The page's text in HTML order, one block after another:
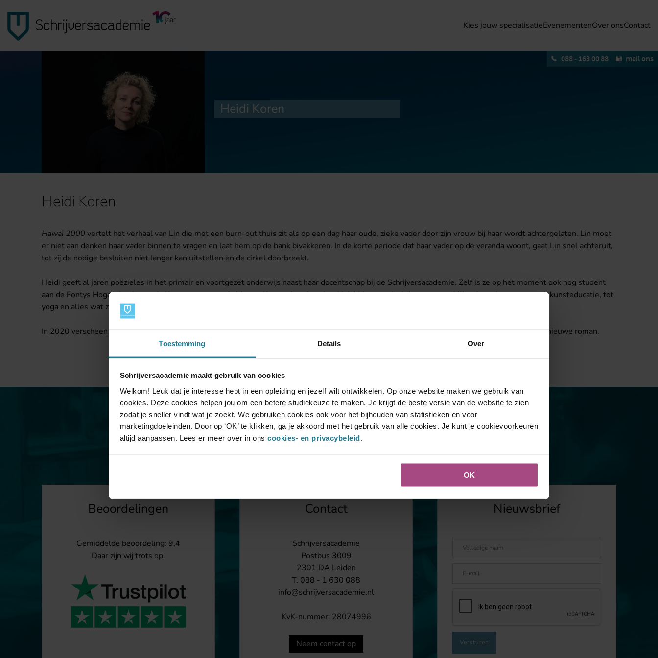
Toestemming Details Over
Schrijversacademie maakt gebruik van cookies
Welkom! Leuk dat je interesse hebt in een opleiding en jezelf wilt ontwikkelen. Op onze website maken we gebruik van
cookies. Deze cookies helpen jou om een betere studiekeuze te maken. Je krijgt de beste versie van de website te zien
zodat je sneller vindt wat je zoekt. We gebruiken cookies ook voor het bijhouden van statistieken en voor
marketingdoeleinden. Door op ‘OK’ te klikken, ga je akkoord met het gebruik van alle cookies. Je kunt je cookievoorkeuren
altijd aanpassen. Lees er meer over in ons cookies- en privacybeleid.
OK
088 - 163 00 88 mail ons
Kies jouw specialisatieEvenementenOver onsContact
Heidi Koren
Heidi Koren
Hawaï 2000 vertelt het verhaal van Lin die met een burn-out thuis zit als op een dag haar oude, zieke vader door zijn vrouw bij haar wordt achtergelaten. Lin moet
er niet aan denken haar vader binnen te vragen en laat hem op de bank bivakkeren. In de korte periode dat haar vader op de veranda woont, gaat Lin snel achteruit,
tot zij de nodige besluiten niet langer kan uitstellen en de cirkel doorbreekt.
Heidi geeft al jaren poëzieles in het primair en voortgezet onderwijs naast haar docentschap bij de Schrijversacademie. Zelf is ze op het moment ook nog student
aan de Fontys Hogeschool voor de Kunsten waar ze de Master Kunsteducatie volgt. Heidi blogt veelvuldig over verschillende onderwerpen, van kunsteducatie, tot
yoga en alles wat ze tegenkomt en waar ze zichzelf graag “recht in de bek” om aankijkt. Haar blogs zijn te vinden op
In 2020 verscheen van Heidi de bundel , die ze zelf illustreerde met éénlijnige tekeningen. Momenteel werkt Heidi aan een nieuwe roman.
Beoordelingen
Gemiddelde beoordeling: 9,4
Daar zijn wij trots op.
Contact
Schrijversacademie
Postbus 3009
2301 DA Leiden
T. 088 - 1 630 088
info@schrijversacademie.nl
KvK-nummer: 28074996
Neem contact op
Nieuwsbrief